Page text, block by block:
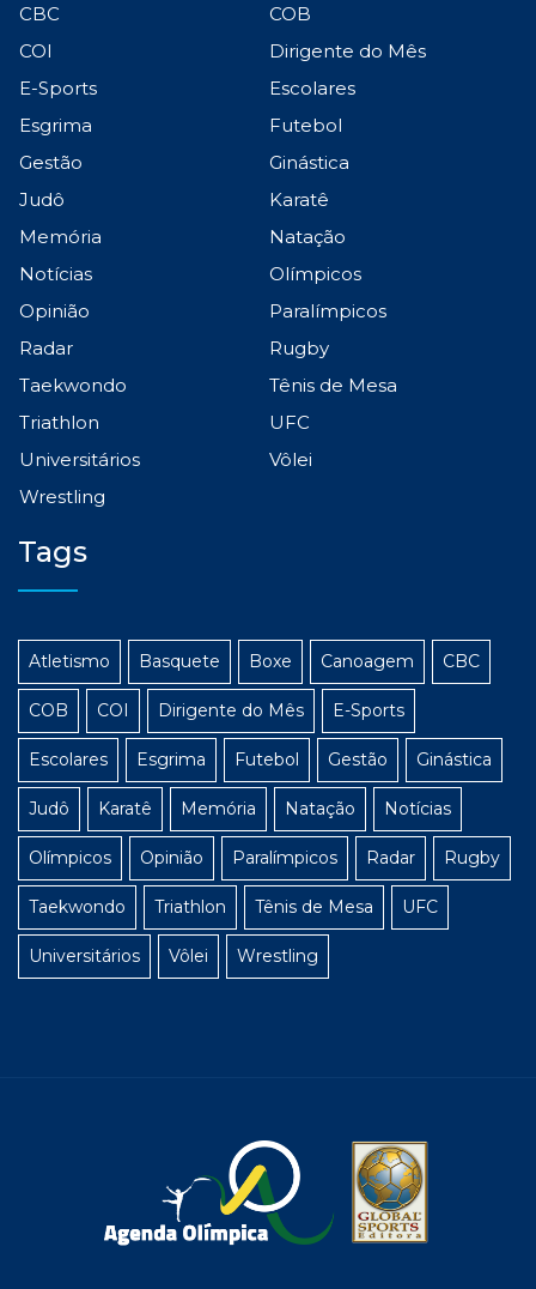
CBC
COB
COI
Dirigente do Mês
E-Sports
Escolares
Esgrima
Futebol
Gestão
Ginástica
Judô
Karatê
Memória
Natação
Notícias
Olímpicos
Opinião
Paralímpicos
Radar
Rugby
Taekwondo
Tênis de Mesa
Triathlon
UFC
Universitários
Vôlei
Wrestling
Tags
Atletismo Basquete Boxe Canoagem CBC
COB COI Dirigente do Mês E-Sports
Escolares Esgrima Futebol Gestão Ginástica
Judô Karatê Memória Natação Notícias
Olímpicos Opinião Paralímpicos Radar Rugby
Taekwondo Triathlon Tênis de Mesa UFC
Universitários Vôlei Wrestling